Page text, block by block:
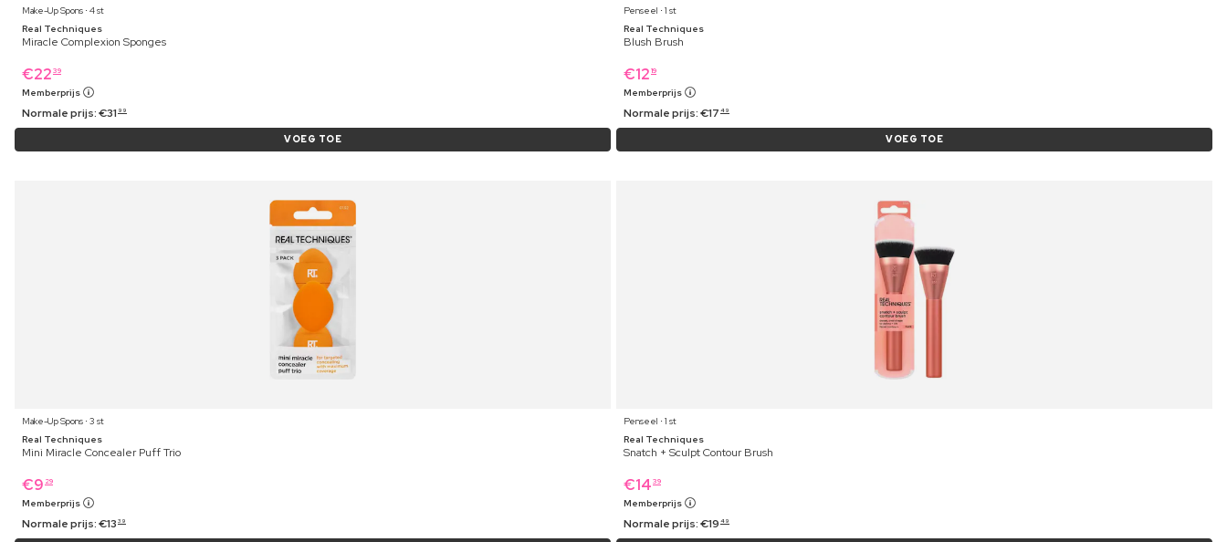
Make-Up Spons ⋅ 4 st
Real Techniques
Miracle Complexion Sponges
€22 39
Memberprijs
Normale prijs:€31 99
VOEG TOE
Penseel ⋅ 1 st
Real Techniques
Blush Brush
€12 19
Memberprijs
Normale prijs:€17 49
VOEG TOE
Make-Up Spons ⋅ 3 st
Real Techniques
Mini Miracle Concealer Puff Trio
€9 29
Memberprijs
Normale prijs:€13 39
Penseel ⋅ 1 st
Real Techniques
Snatch + Sculpt Contour Brush
€14 39
Memberprijs
Normale prijs:€19 49